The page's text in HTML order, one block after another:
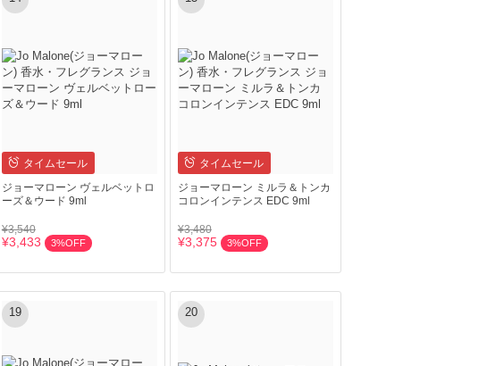
タイムセール
ジョーマローン ヴェルベットロ
ーズ＆ウード 9ml
¥3,540
¥3,433 3%OFF
タイムセール
ジョーマローン ミルラ＆トンカ
コロンインテンス EDC 9ml
¥3,480
¥3,375 3%OFF
19 20